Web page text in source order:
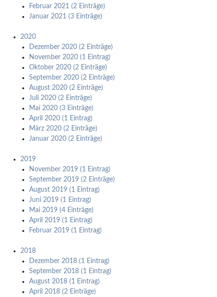
Februar 2021 (2 Einträge)
Januar 2021 (3 Einträge)
2020
Dezember 2020 (2 Einträge)
November 2020 (1 Eintrag)
Oktober 2020 (2 Einträge)
September 2020 (2 Einträge)
August 2020 (2 Einträge)
Juli 2020 (2 Einträge)
Mai 2020 (3 Einträge)
April 2020 (1 Eintrag)
März 2020 (2 Einträge)
Januar 2020 (2 Einträge)
2019
November 2019 (1 Eintrag)
September 2019 (2 Einträge)
August 2019 (1 Eintrag)
Juni 2019 (1 Eintrag)
Mai 2019 (4 Einträge)
April 2019 (1 Eintrag)
Februar 2019 (1 Eintrag)
2018
Dezember 2018 (1 Eintrag)
September 2018 (1 Eintrag)
August 2018 (1 Eintrag)
April 2018 (2 Einträge)